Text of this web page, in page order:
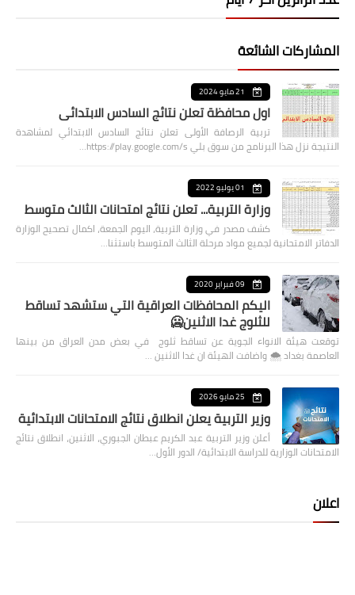
المشاركات الشائعة
21 مايو 2024
اول محافظة تعلن نتائج السادس الابتدائي
تربية الرصافة الأولى تعلن نتائج السادس الابتدائي لمشاهدة
النتيجة نزل هذا البرنامج من سوق بلي https://play.google.com/s…
01 يوليو 2022
وزارة التربية... تعلن نتائج امتحانات الثالث متوسط
كشف مصدر في وزارة التربية، اليوم الجمعة، اكمال تصحيح الوزارة
الدفاتر الامتحانية لجميع مواد مرحلة الثالث المتوسط باستثنا…
09 فبراير 2020
اليكم المحافظات العراقية التي ستشهد تساقط
للثلوج غدا الاثنين🥶
توقعت هيئة الانواء الجوية عن تساقط ثلوج في بعض مدن العراق من بينها
العاصمة بغداد ⁦🌨️⁩ واضافت الهيئة ان غدا الاثنين …
25 مايو 2026
وزير التربية يعلن انطلاق نتائج الامتحانات الابتدائية
أعلن وزير التربية عبد الكريم عبطان الجبوري، الاثنين، انطلاق نتائج
الامتحانات الوزارية للدراسة الابتدائية/ الدور الأول…
اعلان